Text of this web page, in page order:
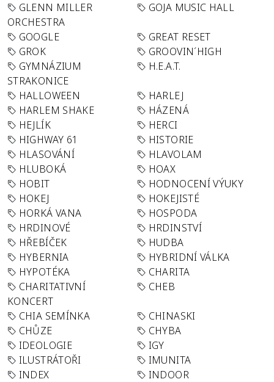
GLENN MILLER
ORCHESTRA
GOJA MUSIC HALL
GOOGLE
GREAT RESET
GROK
GROOVIN´HIGH
GYMNÁZIUM
STRAKONICE
H.E.A.T.
HALLOWEEN
HARLEJ
HARLEM SHAKE
HÁZENÁ
HEJLÍK
HERCI
HIGHWAY 61
HISTORIE
HLASOVÁNÍ
HLAVOLAM
HLUBOKÁ
HOAX
HOBIT
HODNOCENÍ VÝUKY
HOKEJ
HOKEJISTÉ
HORKÁ VANA
HOSPODA
HRDINOVÉ
HRDINSTVÍ
HŘEBÍČEK
HUDBA
HYBERNIA
HYBRIDNÍ VÁLKA
HYPOTÉKA
CHARITA
CHARITATIVNÍ
KONCERT
CHEB
CHIA SEMÍNKA
CHINASKI
CHŮZE
CHYBA
IDEOLOGIE
IGY
ILUSTRÁTOŘI
IMUNITA
INDEX
INDOOR